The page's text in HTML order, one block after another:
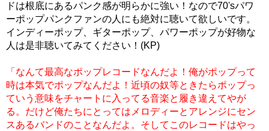
ドは根底にあるパンク感が明らかに強い！なので70'sパワ
ーポップパンクファンの人にも絶対に聴いて欲しいです。
インディーポップ、ギターポップ、パワーポップが好物な
人は是非聴いてみてください！(KP)
「なんて最高なポップレコードなんだよ！俺がポップって
時は本気でポップなんだよ！近頃の奴等ときたらポップっ
ていう意味をチャートに入ってる音楽と履き違えてやが
る。だけど俺たちにとってはメロディーとアレンジにセン
スあるバンドのことなんだよ。そしてこのレコードはやっ